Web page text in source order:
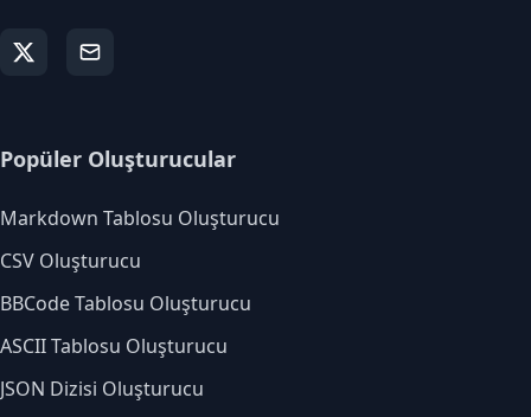
Popüler Oluşturucular
Markdown Tablosu Oluşturucu
CSV Oluşturucu
BBCode Tablosu Oluşturucu
ASCII Tablosu Oluşturucu
JSON Dizisi Oluşturucu